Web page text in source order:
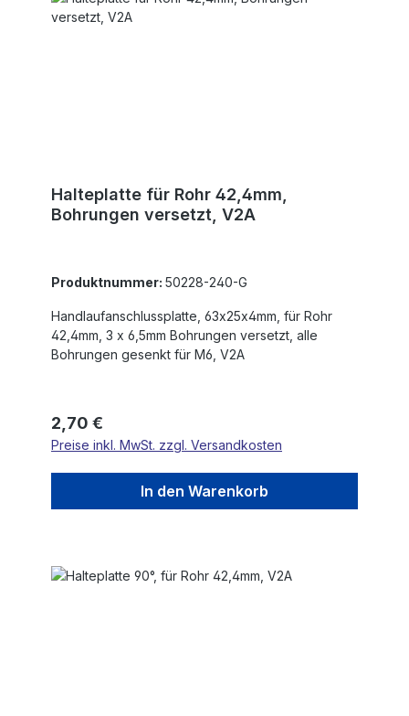
Halteplatte für Rohr 42,4mm,
Bohrungen versetzt, V2A
Produktnummer: 50228-240-G
Handlaufanschlussplatte, 63x25x4mm, für Rohr
42,4mm, 3 x 6,5mm Bohrungen versetzt, alle
Bohrungen gesenkt für M6, V2A
Regulärer Preis:
2,70 €
Preise inkl. MwSt. zzgl. Versandkosten
In den Warenkorb